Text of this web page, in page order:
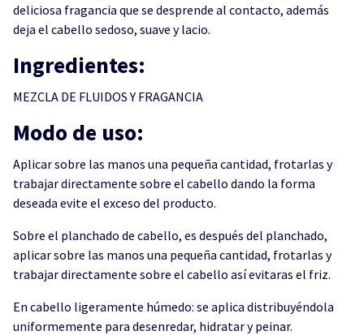
deliciosa fragancia que se desprende al contacto, además
deja el cabello sedoso, suave y lacio.
Ingredientes:
MEZCLA DE FLUIDOS Y FRAGANCIA
Modo de uso:
Aplicar sobre las manos una pequeña cantidad, frotarlas y
trabajar directamente sobre el cabello dando la forma
deseada evite el exceso del producto.
Sobre el planchado de cabello, es después del planchado,
aplicar sobre las manos una pequeña cantidad, frotarlas y
trabajar directamente sobre el cabello así evitaras el friz.
En cabello ligeramente húmedo: se aplica distribuyéndola
uniformemente para desenredar, hidratar y peinar.